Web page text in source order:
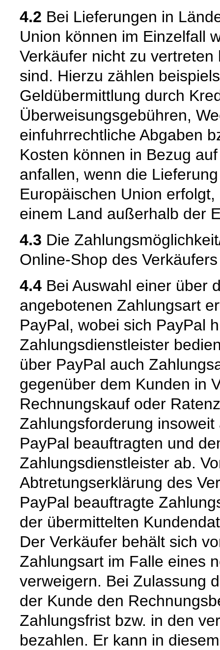
4.2 Bei Lieferungen in
Union können im Einzelfall
Verkäufer nicht zu
sind. Hierzu zählen
Geldübermittlung durch
Überweisungsgebühren,
einfuhrrechtliche Abgaben
Kosten können in Bezug
anfallen, wenn die
Europäischen Union
einem Land außerhalb der
4.3 Die
Online-Shop des
4.4 Bei Auswahl einer über
angebotenen Zahlungsart
PayPal, wobei sich PayPal
Zahlungsdienstleister
über PayPal auch
gegenüber dem Kunden in
Rechnungskauf oder
Zahlungsforderung
PayPal beauftragten und
Zahlungsdienstleister ab.
Abtretungserklärung des
PayPal beauftragte
der übermittelten
Der Verkäufer behält sich
Zahlungsart im Falle eines
verweigern. Bei Zulassung
der Kunde den
Zahlungsfrist bzw. in den
bezahlen. Er kann in